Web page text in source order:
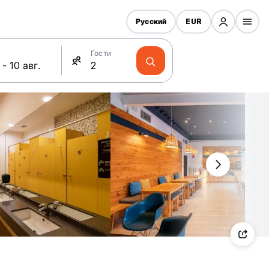
Гости
Русский EUR